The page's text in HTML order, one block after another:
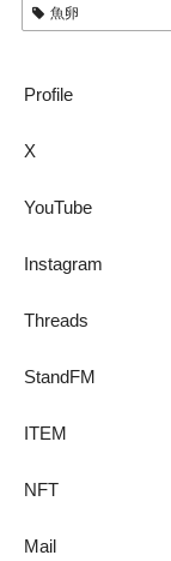
魚卵
Profile
X
YouTube
Instagram
Threads
StandFM
ITEM
NFT
Mail